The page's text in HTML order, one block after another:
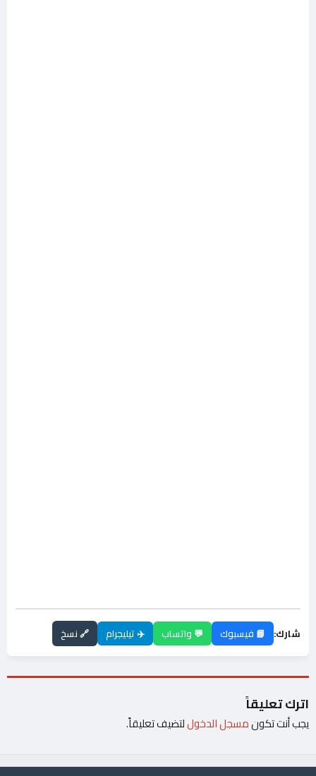
شارك: 📘 فيسبوك 💬 واتساب ✈️ تيليجرام 🔗 نسخ
اترك تعليقاً
يجب أنت تكونمسجل الدخوللتضيف تعليقاً.